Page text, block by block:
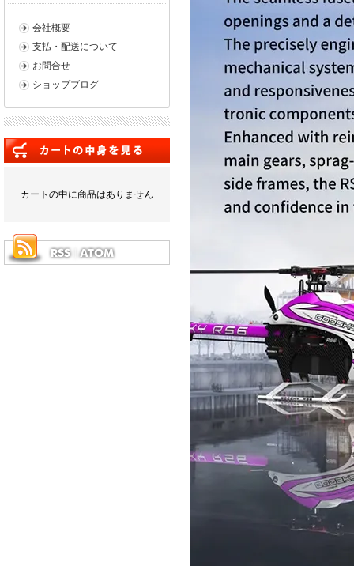
会社概要
支払・配送について
お問合せ
ショップブログ
カートの中に商品はありません